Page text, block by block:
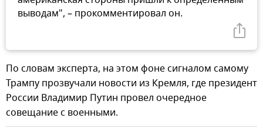
выводам", – прокомментировал он.
По словам эксперта, на этом фоне сигналом самому
Трампу прозвучали новости из Кремля, где президент
России Владимир Путин провел очередное
совещание с военными.